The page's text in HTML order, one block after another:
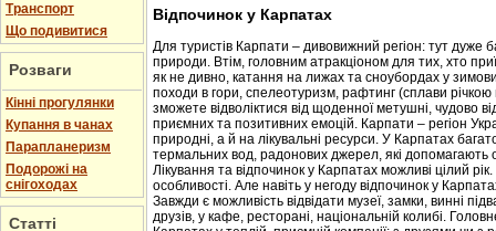
Транспорт
Що подивитися
Розваги
Кінні прогулянки
Купання в чанах
Парапланеризм
Подорожі на
снігоходах
Статті
Відпочинок у Карпатах
Для туристів Карпати – дивовижний регіон: тут дуже
природи. Втім, головним атракціоном для тих, хто
як не дивно, катання на лижах та сноубордах у
походи в гори, спелеотуризм, рафтинг (сплави
зможете відволіктися від щоденної метушні, чудово
приємних та позитивних емоцій. Карпати – регіон
природні, а й на лікувальні ресурси. У Карпатах
термальних вод, радонових джерел, які допомагають
Лікування та відпочинок у Карпатах можливі цілий
особливості. Але навіть у негоду відпочинок у
Завжди є можливість відвідати музеї, замки, винні
друзів, у кафе, ресторані, національній колибі.